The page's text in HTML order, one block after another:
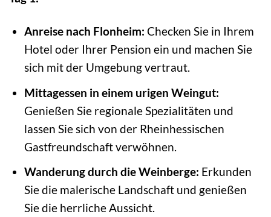
Anreise nach Flonheim: Checken Sie in Ihrem
Hotel oder Ihrer Pension ein und machen Sie
sich mit der Umgebung vertraut.
Mittagessen in einem urigen Weingut:
Genießen Sie regionale Spezialitäten und
lassen Sie sich von der Rheinhessischen
Gastfreundschaft verwöhnen.
Wanderung durch die Weinberge: Erkunden
Sie die malerische Landschaft und genießen
Sie die herrliche Aussicht.